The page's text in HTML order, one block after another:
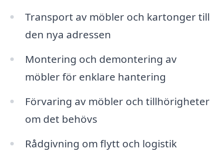
Transport av möbler och kartonger till
den nya adressen
Montering och demontering av
möbler för enklare hantering
Förvaring av möbler och tillhörigheter
om det behövs
Rådgivning om flytt och logistik